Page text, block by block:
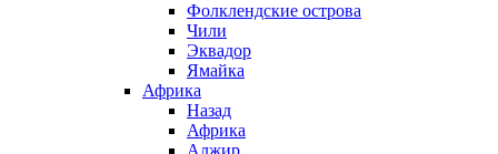
Фолклендские острова
Чили
Эквадор
Ямайка
Африка
Назад
Африка
Алжир